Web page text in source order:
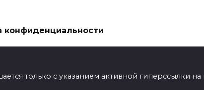
конфиденциальности
только с указанием активной гиперссылки